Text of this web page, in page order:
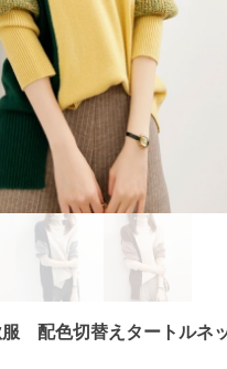
服 配色切替えタートルネ